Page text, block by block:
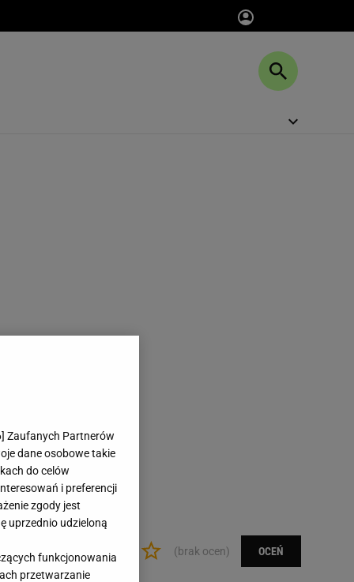
(brak ocen) OCEŃ
] Zaufanych Partnerów
dane osobowe takie
do celów
i preferencji
zgody jest
uprzednio udzieloną
funkcjonowania
przetwarzanie